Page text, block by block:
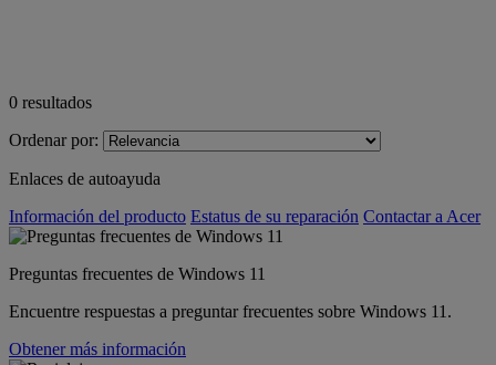
0 resultados
Ordenar por:
Enlaces de autoayuda
Información del producto Estatus de su reparación Contactar a Acer
Preguntas frecuentes de Windows 11
Encuentre respuestas a preguntar frecuentes sobre Windows 11.
Obtener más información